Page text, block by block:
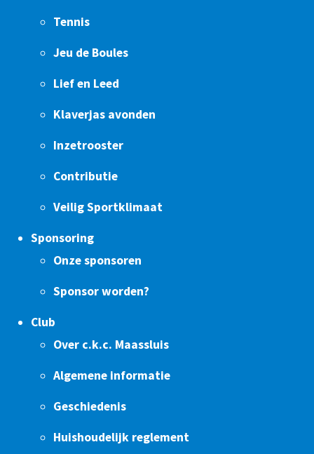
Tennis
Jeu de Boules
Lief en Leed
Klaverjas avonden
Inzetrooster
Contributie
Veilig Sportklimaat
Sponsoring
Onze sponsoren
Sponsor worden?
Club
Over c.k.c. Maassluis
Algemene informatie
Geschiedenis
Huishoudelijk reglement